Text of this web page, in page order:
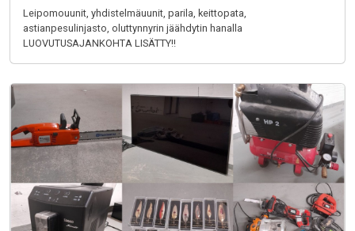
Leipomouunit, yhdistelmäuunit, parila, keittopata,
astianpesulinjasto, oluttynnyrin jäähdytin hanalla
LUOVUTUSAJANKOHTA LISÄTTY!!